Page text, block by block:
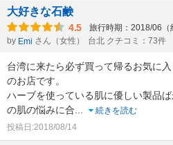
大好きな石鹸
4.5 旅行時期：2018/06（
by Emi さん（女性） 台北 クチコミ：73件
台湾に来たら必ず買って帰るお気に
のお店です。
ハーブを使っている肌に優しい製品
の肌の悩みに合...
続きを読む
投稿日:2018/08/14